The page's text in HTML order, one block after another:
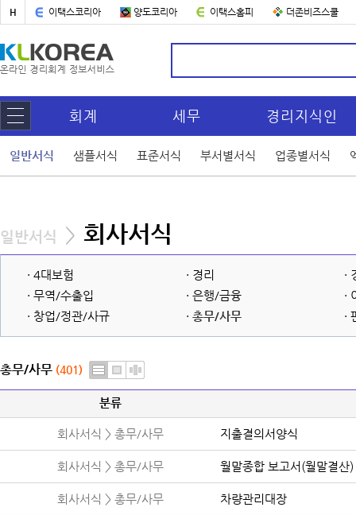
H 이택스코리아 양도코리아 이택스홈피 더존비즈스쿨
회계 세무 경리지식인
일반서식 샘플서식 표준서식 부서별서식 업종별서식
일반서식 > 회사서식
· 4대보험 · 경리
·
· 무역/수출입
· 은행/금융
·
· 창업/정관/사규
· 총무/사무 ·
총무/사무 (401)
분류
회사서식 > 총무/사무 지출결의서양식
회사서식 > 총무/사무 월말종합 보고서(월말결산)
회사서식 > 총무/사무 차량관리대장